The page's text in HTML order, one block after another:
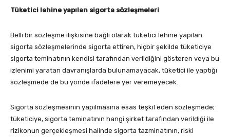
Tüketici lehine yapılan sigorta sözleşmeleri
Belli bir sözleşme ilişkisine bağlı olarak tüketici lehine yapılan
sigorta sözleşmelerinde sigorta ettiren, hiçbir şekilde tüketiciye
sigorta teminatının kendisi tarafından verildiğini gösteren veya bu
izlenimi yaratan davranışlarda bulunamayacak, tüketici ile yaptığı
sözleşmede de bu yönde ifadelere yer veremeyecek.
Sigorta sözleşmesinin yapılmasına esas teşkil eden sözleşmede;
tüketiciye, sigorta teminatının hangi şirket tarafından verildiği ile
rizikonun gerçekleşmesi halinde sigorta tazminatının, riski